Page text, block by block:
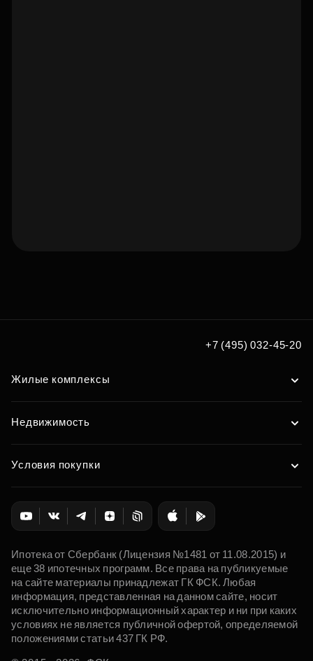
+7 (495) 032-45-20
Жилые комплексы
Недвижимость
Условия покупки
Ипотека от Сбербанк (Лицензия №1481 от 11.08.2015) и
еще 38 ипотечных программ. Все права на публикуемые
на сайте материалы принадлежат ГК ФСК. Любая
информация, представленная на данном сайте, носит
исключительно информационный характер и ни при каких
условиях не является публичной офертой, определяемой
положениями статьи 437 ГК РФ.